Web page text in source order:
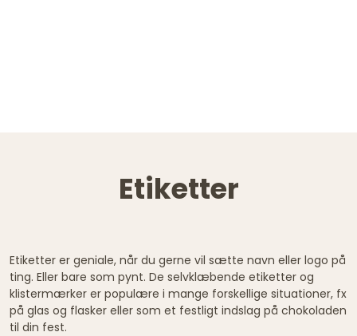
Etiketter
Etiketter er geniale, når du gerne vil sætte navn eller logo på
ting. Eller bare som pynt. De selvklæbende etiketter og
klistermærker er populære i mange forskellige situationer, fx
på glas og flasker eller som et festligt indslag på chokoladen
til din fest.